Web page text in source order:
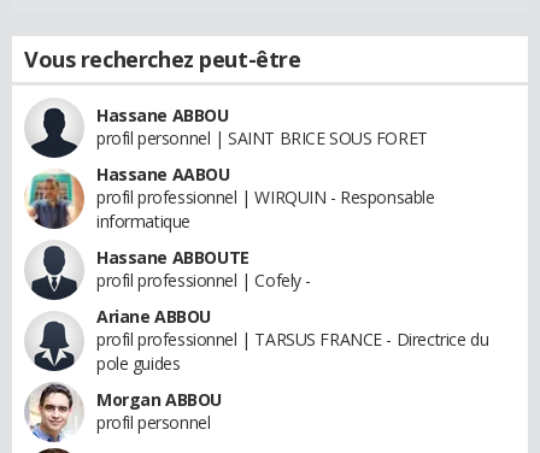
Vous recherchez peut-être
Hassane ABBOU
profil personnel | SAINT BRICE SOUS FORET
Hassane AABOU
profil professionnel | WIRQUIN - Responsable
informatique
Hassane ABBOUTE
profil professionnel | Cofely -
Ariane ABBOU
profil professionnel | TARSUS FRANCE - Directrice du
pole guides
Morgan ABBOU
profil personnel